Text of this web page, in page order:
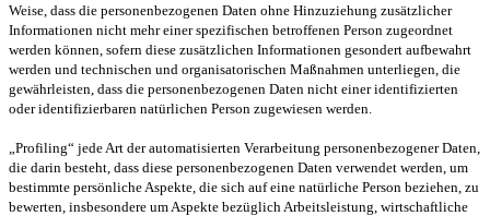
Weise, dass die personenbezogenen Daten ohne Hinzuziehung zusätzlicher
Informationen nicht mehr einer spezifischen betroffenen Person zugeordnet
werden können, sofern diese zusätzlichen Informationen gesondert aufbewahrt
werden und technischen und organisatorischen Maßnahmen unterliegen, die
gewährleisten, dass die personenbezogenen Daten nicht einer identifizierten
oder identifizierbaren natürlichen Person zugewiesen werden.
„Profiling“ jede Art der automatisierten Verarbeitung personenbezogener Daten,
die darin besteht, dass diese personenbezogenen Daten verwendet werden, um
bestimmte persönliche Aspekte, die sich auf eine natürliche Person beziehen, zu
bewerten, insbesondere um Aspekte bezüglich Arbeitsleistung, wirtschaftliche